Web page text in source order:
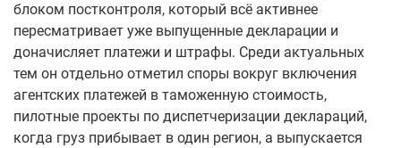
блоком постконтроля, который всё активнее
пересматривает уже выпущенные декларации и
доначисляет платежи и штрафы. Среди актуальных
тем он отдельно отметил споры вокруг включения
агентских платежей в таможенную стоимость,
пилотные проекты по диспетчеризации деклараций,
когда груз прибывает в один регион, а выпускается